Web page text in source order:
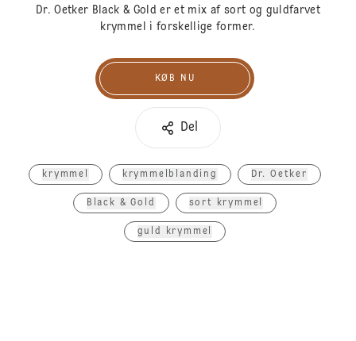
Dr. Oetker Black & Gold er et mix af sort og guldfarvet
krymmel i forskellige former.
Køb nu
KØB NU
Del
krymmel krymmelblanding Dr. Oetker
Black & Gold sort krymmel
guld krymmel